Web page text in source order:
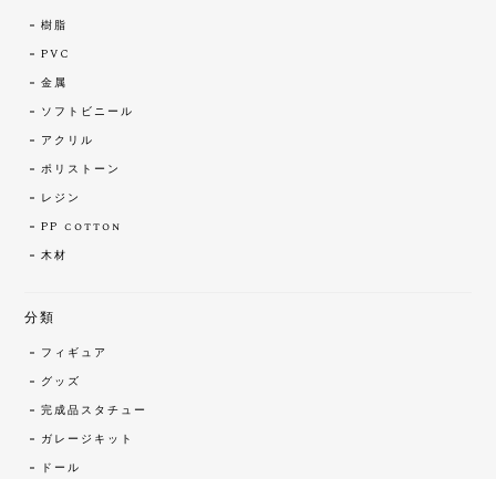
樹脂
PVC
金属
ソフトビニール
アクリル
ポリストーン
レジン
PP cotton
木材
分類
フィギュア
グッズ
完成品スタチュー
ガレージキット
ドール